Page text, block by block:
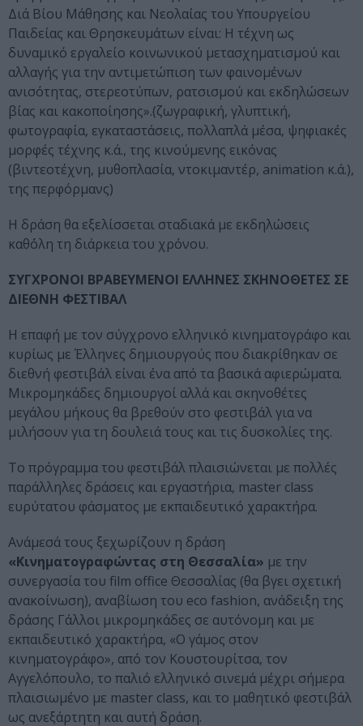
Διά Βίου Μάθησης και Νεολαίας του Υπουργείου
Παιδείας και Θρησκευμάτων είναι: Η τέχνη ως
δυναμικό εργαλείο κοινωνικού μετασχηματισμού και
αλλαγής για την αντιμετώπιση των φαινομένων
ανισότητας, στερεοτύπων, ρατσισμού και εκδηλώσεων
βίας και κακοποίησης».(ζωγραφική, γλυπτική,
φωτογραφία, εγκαταστάσεις, πολλαπλά μέσα, ψηφιακές
μορφές τέχνης κ.ά., της κινούμενης εικόνας
(βιντεοτέχνη, μυθοπλασία, ντοκιμαντέρ, animation κ.ά.),
της περφόρμανς)
Η δράση θα εξελίσσεται σταδιακά με εκδηλώσεις
καθ΄όλη τη διάρκεια του χρόνου.
ΣΥΓΧΡΟΝΟΙ ΒΡΑΒΕΥΜΕΝΟΙ ΕΛΛΗΝΕΣ ΣΚΗΝΟΘΕΤΕΣ ΣΕ
ΔΙΕΘΝΗ ΦΕΣΤΙΒΑΛ
Η επαφή με τον σύγχρονο ελληνικό κινηματογράφο και
κυρίως με Έλληνες δημιουργούς που διακρίθηκαν σε
διεθνή φεστιβάλ είναι ένα από τα βασικά αφιερώματα.
Μικρομηκάδες δημιουργοί αλλά και σκηνοθέτες
μεγάλου μήκους θα βρεθούν στο φεστιβάλ για να
μιλήσουν για τη δουλειά τους και τις δυσκολίες της.
Το πρόγραμμα του φεστιβάλ πλαισιώνεται με πολλές
παράλληλες δράσεις και εργαστήρια, master class
ευρύτατου φάσματος με εκπαιδευτικό χαρακτήρα.
Ανάμεσά τους ξεχωρίζουν η δράση
«Κινηματογραφώντας στη Θεσσαλία» με την
συνεργασία του film office Θεσσαλίας (θα βγει σχετική
ανακοίνωση), αναβίωση του eco fashion, ανάδειξη της
δράσης Γάλλοι μικρομηκάδες σε αυτόνομη και με
εκπαιδευτικό χαρακτήρα, «Ο γάμος στον
κινηματογράφο», από τον Κουστουρίτσα, τον
Αγγελόπουλο, το παλιό ελληνικό σινεμά μέχρι σήμερα
πλαισιωμένο με master class, και το μαθητικό φεστιβάλ
ως ανεξάρτητη και αυτή δράση.